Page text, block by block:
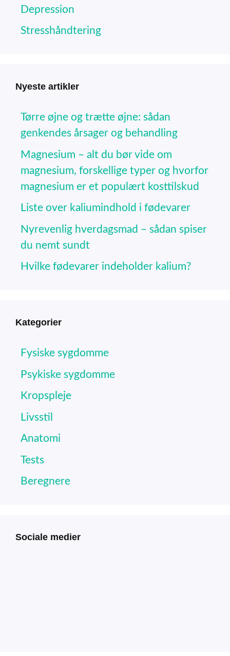
Depression
Stresshåndtering
Nyeste artikler
Tørre øjne og trætte øjne: sådan
genkendes årsager og behandling
Magnesium – alt du bør vide om
magnesium, forskellige typer og hvorfor
magnesium er et populært kosttilskud
Liste over kaliumindhold i fødevarer
Nyrevenlig hverdagsmad – sådan spiser
du nemt sundt
Hvilke fødevarer indeholder kalium?
Kategorier
Fysiske sygdomme
Psykiske sygdomme
Kropspleje
Livsstil
Anatomi
Tests
Beregnere
Sociale medier